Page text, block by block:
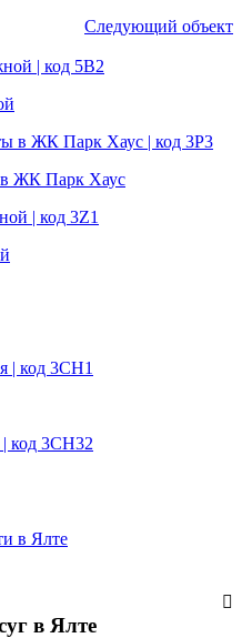
Следующий объект
в ЖК Парк Хаус
в Ялте